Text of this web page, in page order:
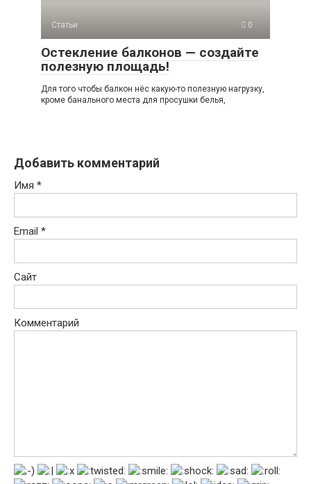
Статьи 0
Остекление балконов — создайте
полезную площадь!
Для того чтобы балкон нёс какую-то полезную нагрузку,
кроме банального места для просушки белья,
Добавить комментарий
Имя *
Email *
Сайт
Комментарий